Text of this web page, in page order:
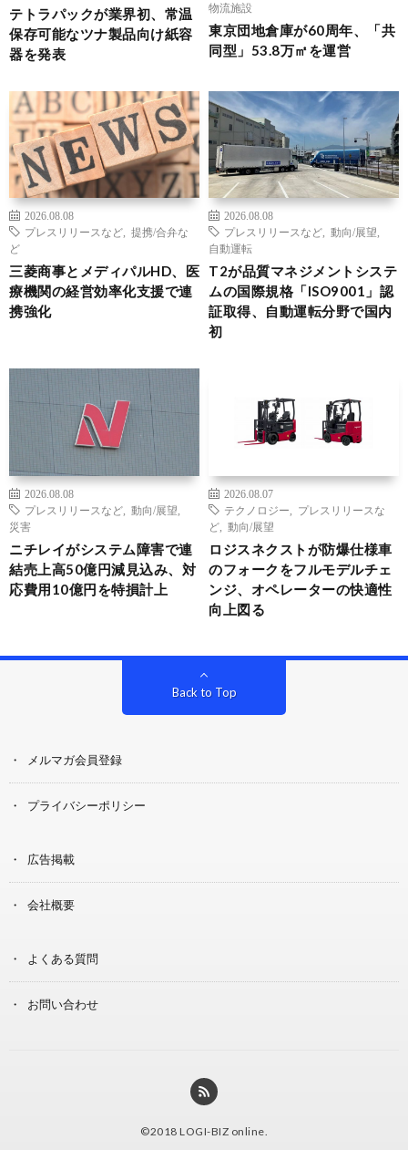
テトラパックが業界初、常温
保存可能なツナ製品向け紙容
器を発表
物流施設
東京団地倉庫が60周年、「共
同型」53.8万㎡を運営
2026.08.08
プレスリリースなど
提携/合弁な
ど
三菱商事とメディパルHD、医
療機関の経営効率化支援で連
携強化
2026.08.08
プレスリリースなど
動向/展望
自動運転
T2が品質マネジメントシステ
ムの国際規格「ISO9001」認
証取得、自動運転分野で国内
初
2026.08.08
プレスリリースなど
動向/展望
災害
ニチレイがシステム障害で連
結売上高50億円減見込み、対
応費用10億円を特損計上
2026.08.07
テクノロジー
プレスリリースな
ど
動向/展望
ロジスネクストが防爆仕様車
のフォークをフルモデルチェ
ンジ、オペレーターの快適性
向上図る
Back to Top
メルマガ会員登録
プライバシーポリシー
広告掲載
会社概要
よくある質問
お問い合わせ
©2018 LOGI-BIZ online